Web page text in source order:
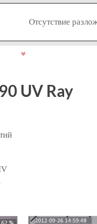
Отсутствие
светопропускающий
Цифровая фильтрация
UV Ray